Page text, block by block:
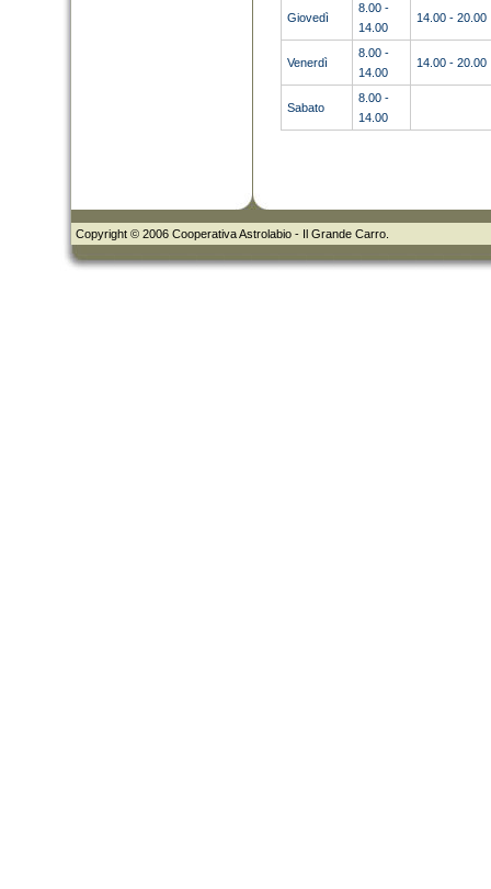
Giovedì
8.00 -
14.00
14.00 - 20.00
Venerdì
8.00 -
14.00
14.00 - 20.00
Sabato
8.00 -
14.00
Copyright © 2006 Cooperativa Astrolabio - Il Grande Carro.